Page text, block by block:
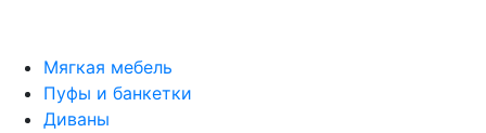
Мягкая мебель
Пуфы и банкетки
Диваны